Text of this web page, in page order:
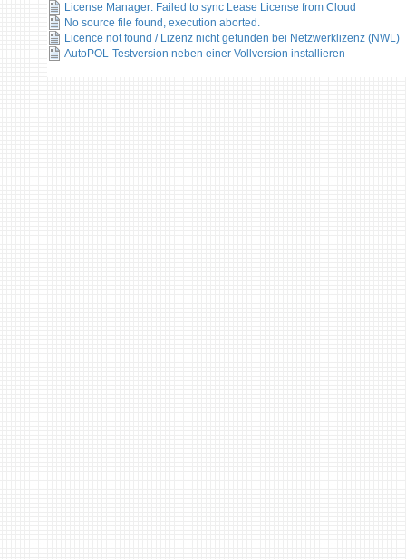
License Manager: Failed to sync Lease License from Cloud
No source file found, execution aborted.
Licence not found / Lizenz nicht gefunden bei Netzwerklizenz (NWL)
AutoPOL-Testversion neben einer Vollversion installieren